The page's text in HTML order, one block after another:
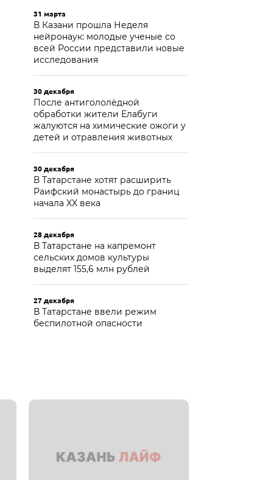
31 марта
В Казани прошла Неделя
нейронаук: молодые ученые со
всей России представили новые
исследования
30 декабря
После антигололёдной
обработки жители Елабуги
жалуются на химические ожоги у
детей и отравления животных
30 декабря
В Татарстане хотят расширить
Раифский монастырь до границ
начала XX века
28 декабря
В Татарстане на капремонт
сельских домов культуры
выделят 155,6 млн рублей
27 декабря
В Татарстане ввели режим
беспилотной опасности